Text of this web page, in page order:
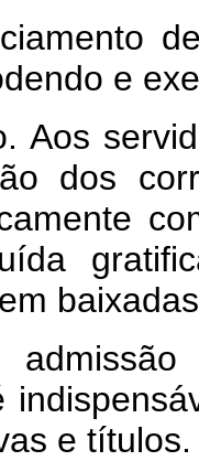
e
Aos
dos
e títulos.